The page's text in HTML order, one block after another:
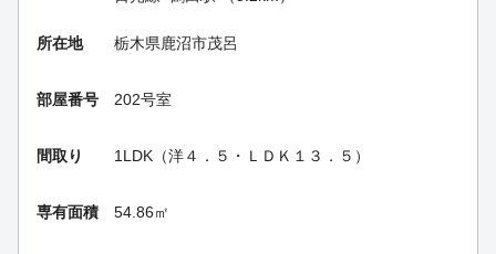
所在地 栃木県鹿沼市茂呂
部屋番号 202号室
間取り 1LDK（洋４．５・ＬＤＫ１３．５）
専有面積 54.86㎡